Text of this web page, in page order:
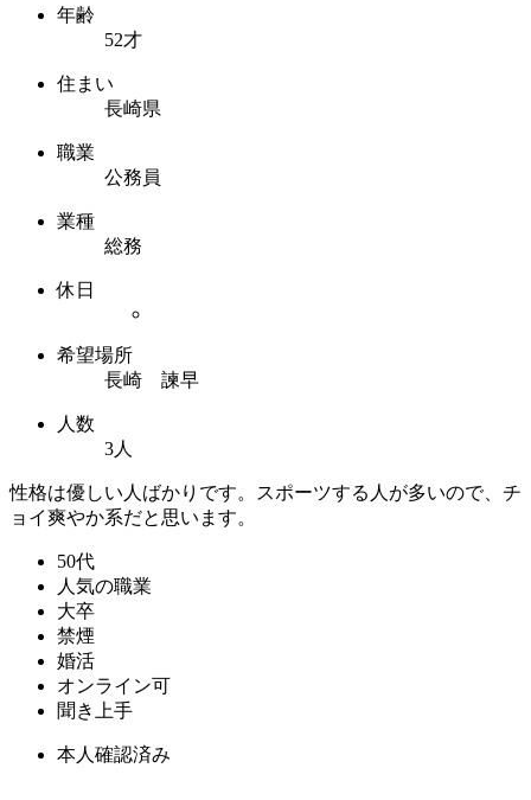
年齢
52才
住まい
長崎県
職業
公務員
業種
総務
休日
希望場所
長崎 諫早
人数
3人
性格は優しい人ばかりです。スポーツする人が多いので、チ
ョイ爽やか系だと思います。
50代
人気の職業
大卒
禁煙
婚活
オンライン可
聞き上手
本人確認済み